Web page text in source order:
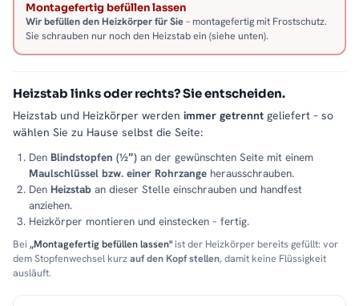
Montagefertig befüllen lassen
Wir befüllen den Heizkörper für Sie– montagefertig mit Frostschutz.
Sie schrauben nur noch den Heizstab ein (siehe unten).
Heizstab links oder rechts? Sie entscheiden.
Heizstab und Heizkörper werden immer getrennt geliefert – so
wählen Sie zu Hause selbst die Seite:
Den Blindstopfen (½″) an der gewünschten Seite mit einem
Maulschlüssel bzw. einer Rohrzange herausschrauben.
Den Heizstab an dieser Stelle einschrauben und handfest
anziehen.
Heizkörper montieren und einstecken – fertig.
Bei „Montagefertig befüllen lassen"ist der Heizkörper bereits gefüllt: vor
dem Stopfenwechsel kurzauf den Kopf stellen, damit keine Flüssigkeit
ausläuft.